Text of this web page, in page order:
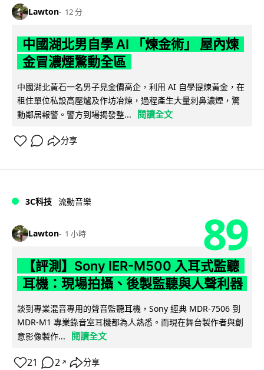
Lawton 12 分
中國湖北男自學 AI 「煉金術」 屋內煉
金冒濃煙驚動全區
中國湖北黃石一名男子見金價高企，利用 AI 自學提煉黃金，在
租住單位私設高壓爐及作坊冶煉，過程產生大量刺鼻濃煙，驚
動鄰居報警。警方到場揭發整...
閱讀全文
分享
3C科技 流動音樂
Lawton 1 小時 89
【評測】Sony IER-M500 入耳式監聽
耳機：現場拍攝、後製監聽與人聲利器
談到專業混音專用的聲音監聽耳機，Sony 經典 MDR-7506 到
MDR-M1 專業錄音室耳機都為人熟悉。而現在舞台製作者與創
意影像製作...
閱讀全文
21 2 ↗ 分享